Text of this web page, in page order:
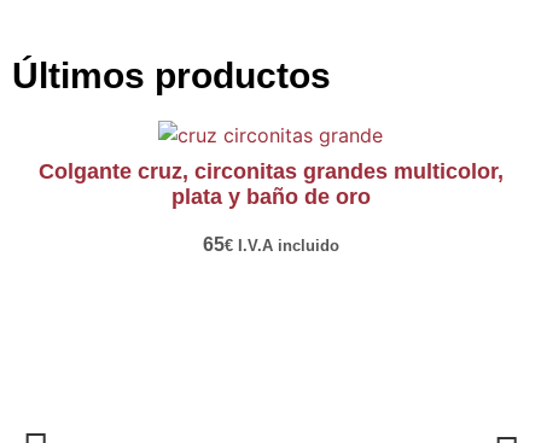
Últimos productos
colgante cruz, circonitas grandes multicolor,
plata y baño de oro
65€ I.V.A incluido